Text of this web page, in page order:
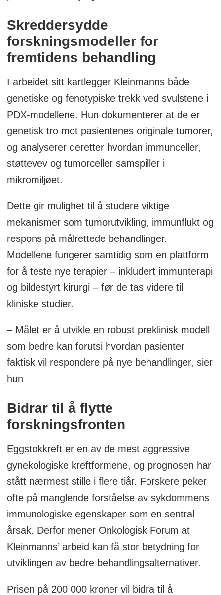
Skreddersydde
forskningsmodeller for
fremtidens behandling
I arbeidet sitt kartlegger Kleinmanns både
genetiske og fenotypiske trekk ved svulstene i
PDX-modellene. Hun dokumenterer at de er
genetisk tro mot pasientenes originale tumorer,
og analyserer deretter hvordan immunceller,
støttevev og tumorceller samspiller i
mikromiljøet.
Dette gir mulighet til å studere viktige
mekanismer som tumorutvikling, immunflukt og
respons på målrettede behandlinger.
Modellene fungerer samtidig som en plattform
for å teste nye terapier – inkludert immunterapi
og bildestyrt kirurgi – før de tas videre til
kliniske studier.
– Målet er å utvikle en robust preklinisk modell
som bedre kan forutsi hvordan pasienter
faktisk vil respondere på nye behandlinger, sier
hun
Bidrar til å flytte
forskningsfronten
Eggstokkreft er en av de mest aggressive
gynekologiske kreftformene, og prognosen har
stått nærmest stille i flere tiår. Forskere peker
ofte på manglende forståelse av sykdommens
immunologiske egenskaper som en sentral
årsak. Derfor mener Onkologisk Forum at
Kleinmanns’ arbeid kan få stor betydning for
utviklingen av bedre behandlingsalternativer.
Prisen på 200 000 kroner vil bidra til å